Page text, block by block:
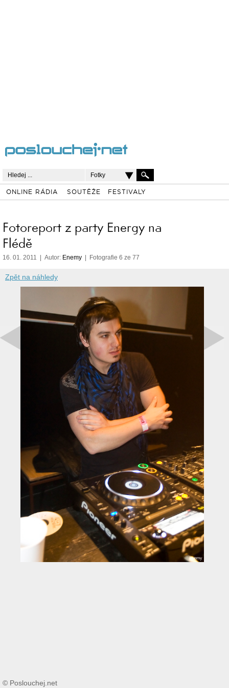
Fotky
ONLINE RÁDIA SOUTĚŽE FESTIVALY
Fotoreport z party Energy na
Flédě
16. 01. 2011 | Autor: Enemy | Fotografie 6 ze 77
Zpět na náhledy
© Poslouchej.net